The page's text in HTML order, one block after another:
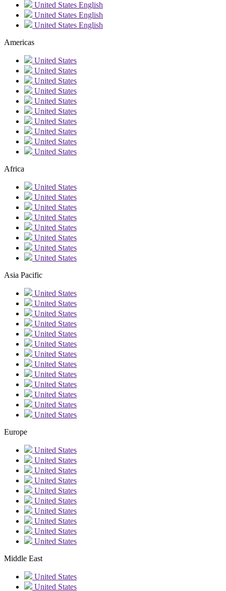
United States English
United States English
United States English
Americas
United States
United States
United States
United States
United States
United States
United States
United States
United States
United States
Africa
United States
United States
United States
United States
United States
United States
United States
United States
Asia Pacific
United States
United States
United States
United States
United States
United States
United States
United States
United States
United States
United States
United States
United States
Europe
United States
United States
United States
United States
United States
United States
United States
United States
United States
United States
Middle East
United States
United States